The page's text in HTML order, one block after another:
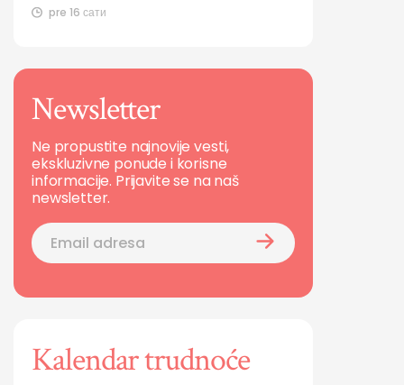
pre 16 сати
Newsletter
Ne propustite najnovije vesti,
ekskluzivne ponude i korisne
informacije. Prijavite se na naš
newsletter.
Kalendar trudnoće